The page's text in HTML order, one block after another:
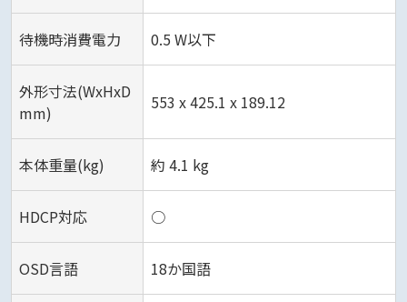
待機時消費電力 0.5 W以下
外形寸法(WxHxD
mm)
553 x 425.1 x 189.12‎
本体重量(kg) 約 4.1 kg‎
HDCP対応 ○
OSD言語 18か国語‎